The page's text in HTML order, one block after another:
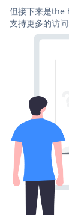
但接下来是
支持更多的访